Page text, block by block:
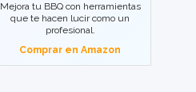
Mejora tu BBQ con herramientas
que te hacen lucir como un
profesional.
Comprar en Amazon